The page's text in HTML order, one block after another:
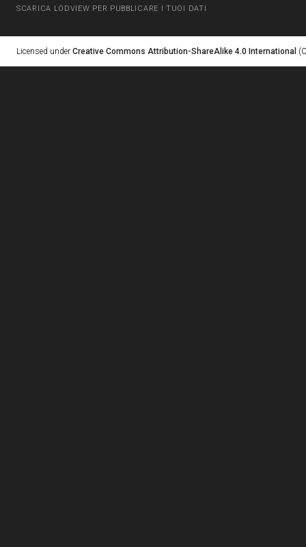
SCARICA LODVIEW PER PUBBLICARE I TUOI DATI
Licensed under Creative Commons Attribution-ShareAlike 4.0 International